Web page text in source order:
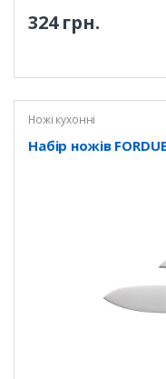
324 грн.
Ножі кухонні
Набір ножів